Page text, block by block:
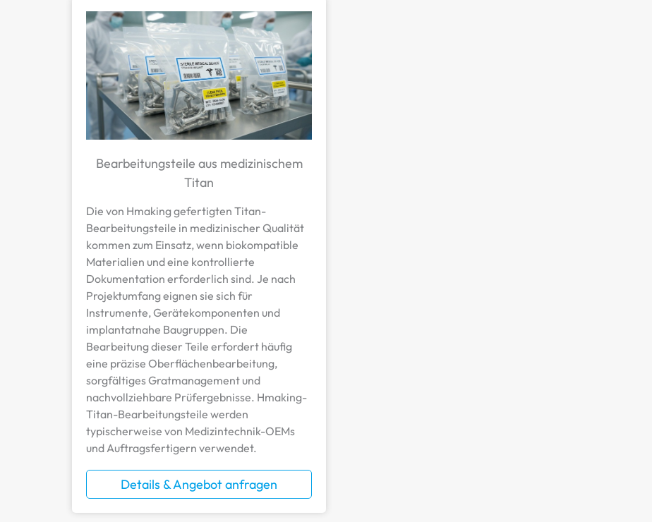
Bearbeitungsteile aus medizinischem
Titan
Die von Hmaking gefertigten Titan-
Bearbeitungsteile in medizinischer Qualität
kommen zum Einsatz, wenn biokompatible
Materialien und eine kontrollierte
Dokumentation erforderlich sind. Je nach
Projektumfang eignen sie sich für
Instrumente, Gerätekomponenten und
implantatnahe Baugruppen. Die
Bearbeitung dieser Teile erfordert häufig
eine präzise Oberflächenbearbeitung,
sorgfältiges Gratmanagement und
nachvollziehbare Prüfergebnisse. Hmaking-
Titan-Bearbeitungsteile werden
typischerweise von Medizintechnik-OEMs
und Auftragsfertigern verwendet.
Details & Angebot anfragen